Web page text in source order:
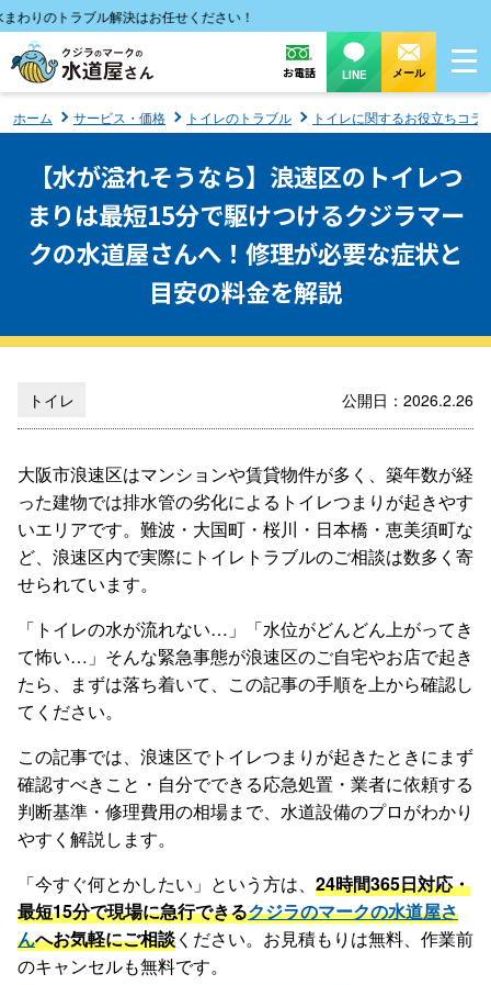
のトラブル解決はお任せください！
お電話 LINE メール
ホーム サービス・価格 トイレのトラブル トイレに関するお役立ちコラ
【水が溢れそうなら】浪速区のトイレつ
まりは最短15分で駆けつけるクジラマー
クの水道屋さんへ！修理が必要な症状と
目安の料金を解説
トイレ 公開日：2026.2.26
大阪市浪速区はマンションや賃貸物件が多く、築年数が経
った建物では排水管の劣化によるトイレつまりが起きやす
いエリアです。難波・大国町・桜川・日本橋・恵美須町な
ど、浪速区内で実際にトイレトラブルのご相談は数多く寄
せられています。
「トイレの水が流れない…」「水位がどんどん上がってき
て怖い…」そんな緊急事態が浪速区のご自宅やお店で起き
たら、まずは落ち着いて、この記事の手順を上から確認し
てください。
この記事では、浪速区でトイレつまりが起きたときにまず
確認すべきこと・自分でできる応急処置・業者に依頼する
判断基準・修理費用の相場まで、水道設備のプロがわかり
やすく解説します。
「今すぐ何とかしたい」という方は、 24時間365日対応・
最短15分で現場に急行できるクジラのマークの水道屋さ
んへお気軽にご相談ください。お見積もりは無料、作業前
のキャンセルも無料です。